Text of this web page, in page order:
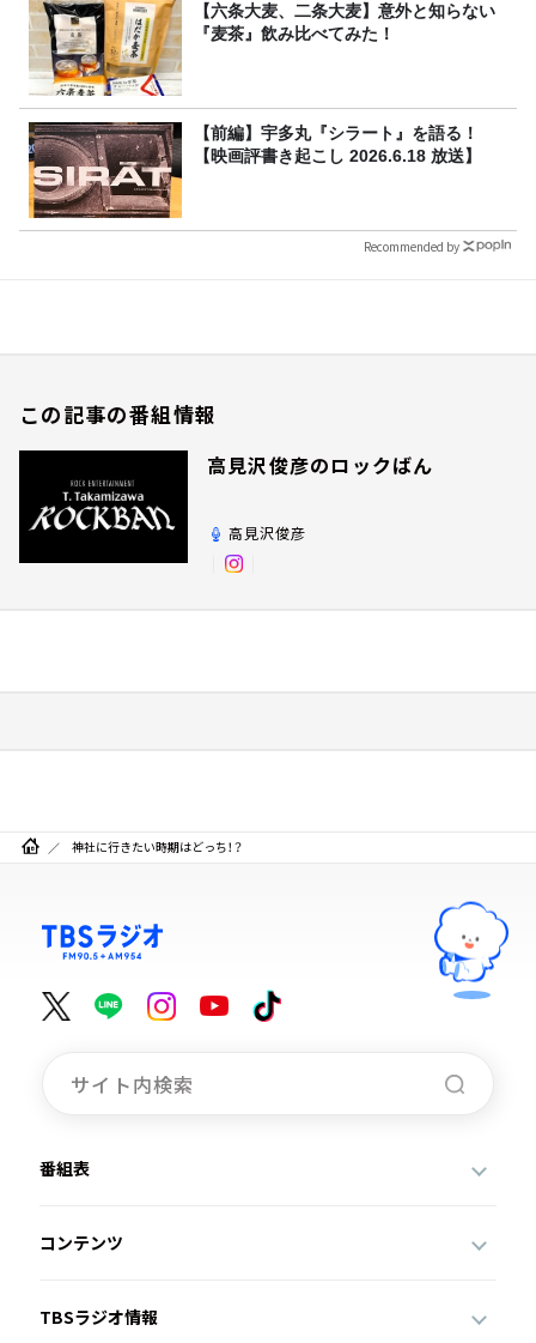
【六条大麦、二条大麦】意外と知らない
『麦茶』飲み比べてみた！
【前編】宇多丸『シラート』を語る！
【映画評書き起こし 2026.6.18 放送】
Recommended by
この記事の番組情報
高見沢俊彦のロックばん
高見沢俊彦
神社に行きたい時期はどっち！？
番組表
コンテンツ
TBSラジオ情報